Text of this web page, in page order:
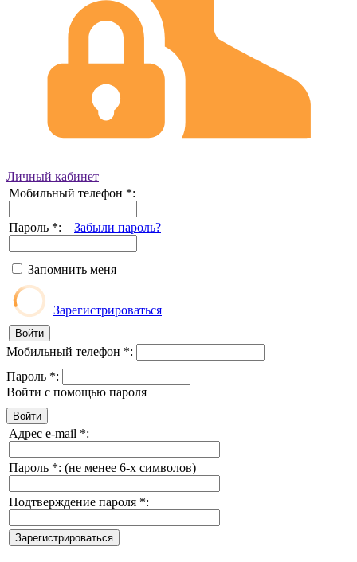
Личный кабинет
Мобильный телефон *:
Пароль *: Забыли пароль?
Запомнить меня
Зарегистрироваться
Мобильный телефон *:
Пароль *:
Войти с помощью пароля
Адрес e-mail *:
Пароль *: (не менее 6-х символов)
Подтверждение пароля *: